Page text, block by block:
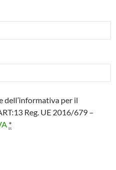
dell’informativa per il
Reg. UE 2016/679 –
*